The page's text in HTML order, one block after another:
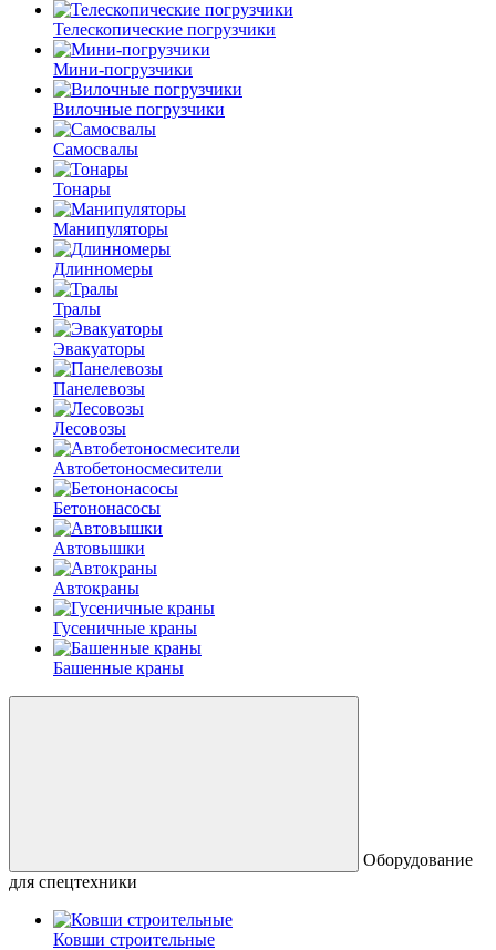
Телескопические погрузчики
Мини-погрузчики
Вилочные погрузчики
Самосвалы
Тонары
Манипуляторы
Длинномеры
Тралы
Эвакуаторы
Панелевозы
Лесовозы
Автобетоно­смесители
Бетононасосы
Автовышки
Автокраны
Гусеничные краны
Башенные краны
Оборудование
для спецтехники
Ковши строительные